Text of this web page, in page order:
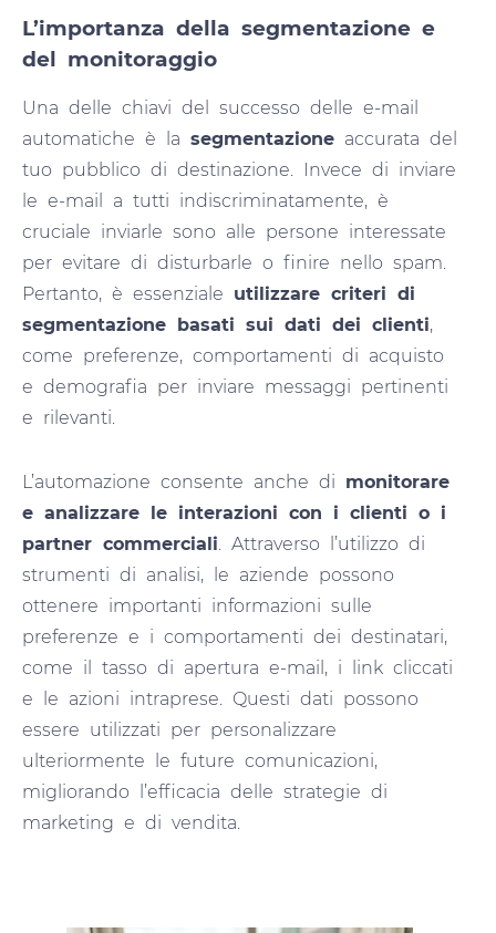
L’importanza della segmentazione e
del monitoraggio
Una delle chiavi del successo delle e-mail
automatiche è la segmentazione accurata del
tuo pubblico di destinazione. Invece di inviare
le e-mail a tutti indiscriminatamente, è
cruciale inviarle sono alle persone interessate
per evitare di disturbarle o finire nello spam.
Pertanto, è essenziale utilizzare criteri di
segmentazione basati sui dati dei clienti,
come preferenze, comportamenti di acquisto
e demografia per inviare messaggi pertinenti
e rilevanti.
L’automazione consente anche di monitorare
e analizzare le interazioni con i clienti o i
partner commerciali. Attraverso l’utilizzo di
strumenti di analisi, le aziende possono
ottenere importanti informazioni sulle
preferenze e i comportamenti dei destinatari,
come il tasso di apertura e-mail, i link cliccati
e le azioni intraprese. Questi dati possono
essere utilizzati per personalizzare
ulteriormente le future comunicazioni,
migliorando l’efficacia delle strategie di
marketing e di vendita.